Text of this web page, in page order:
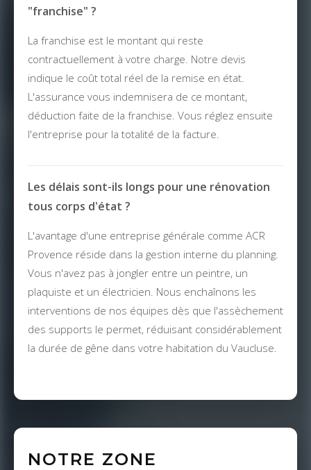
"franchise" ?
La franchise est le montant qui reste
contractuellement à votre charge. Notre devis
indique le coût total réel de la remise en état.
L'assurance vous indemnisera de ce montant,
déduction faite de la franchise. Vous réglez ensuite
l'entreprise pour la totalité de la facture.
Les délais sont-ils longs pour une rénovation
tous corps d'état ?
L'avantage d'une entreprise générale comme ACR
Provence réside dans la gestion interne du planning.
Vous n'avez pas à jongler entre un peintre, un
plaquiste et un électricien. Nous enchaînons les
interventions de nos équipes dès que l'assèchement
des supports le permet, réduisant considérablement
la durée de gêne dans votre habitation du Vaucluse.
NOTRE ZONE